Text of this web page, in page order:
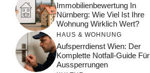
Immobilienbewertung In
Nürnberg: Wie Viel Ist Ihre
Wohnung Wirklich Wert?
HAUS & WOHNUNG
Aufsperrdienst Wien: Der
Komplette Notfall-Guide Für
Aussperrungen